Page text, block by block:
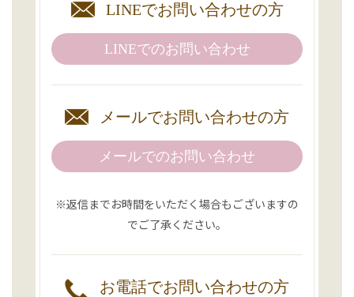
LINEでお問い合わせの方
LINEでのお問い合わせ
メールでお問い合わせの方
メールでのお問い合わせ
※返信までお時間をいただく場合もございますの
でご了承ください。
お電話でお問い合わせの方